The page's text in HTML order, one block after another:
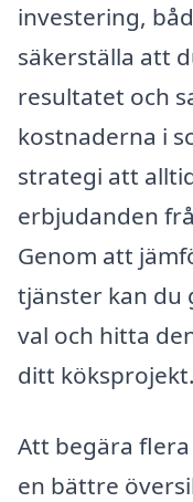
investering,
säkerställa att
resultatet och
kostnaderna i
strategi att
erbjudanden
Genom att
tjänster kan du
val och hitta
ditt köksprojekt.
Att begära
en bättre